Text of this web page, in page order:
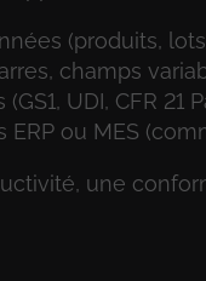
(produits,
champs
UDI, CFR 21
ou MES
une